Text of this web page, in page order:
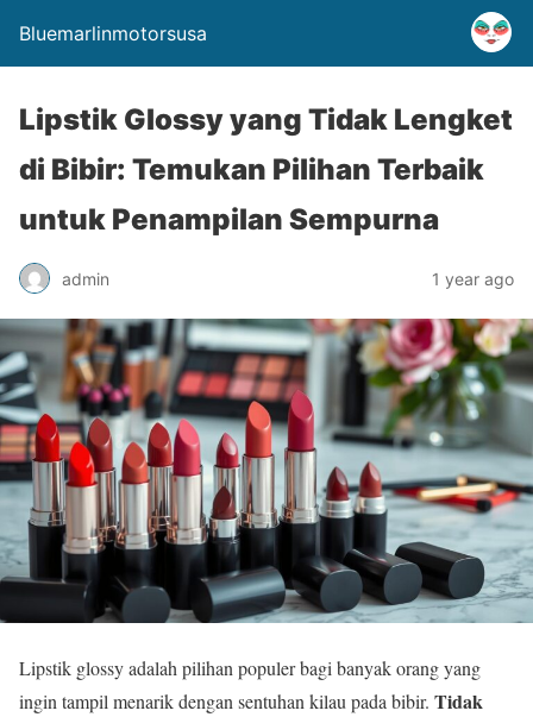
Bluemarlinmotorsusa
Lipstik Glossy yang Tidak Lengket
di Bibir: Temukan Pilihan Terbaik
untuk Penampilan Sempurna
admin 1 year ago
Lipstik glossy adalah pilihan populer bagi banyak orang yang
ingin tampil menarik dengan sentuhan kilau pada bibir. Tidak